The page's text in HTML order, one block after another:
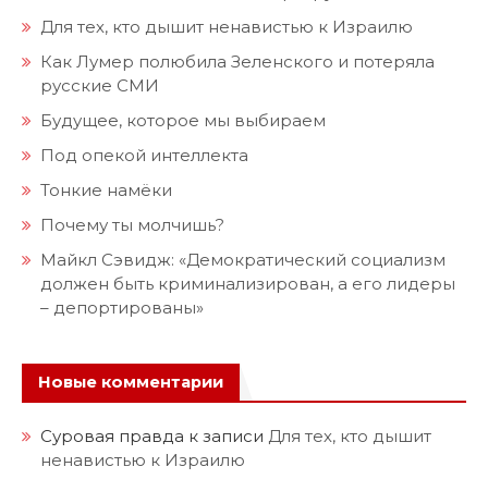
Для тех, кто дышит ненавистью к Израилю
Как Лумер полюбила Зеленского и потеряла
русские СМИ
Будущее, которое мы выбираем
Под опекой интеллекта
Тонкие намёки
Почему ты молчишь?
Майкл Сэвидж: «Демократический социализм
должен быть криминализирован, а его лидеры
– депортированы»
Новые комментарии
Суровая правда к записи Для тех, кто дышит
ненавистью к Израилю